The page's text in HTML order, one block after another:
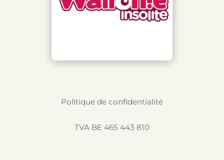
Politique de confidentialité
TVA BE 465 443 810